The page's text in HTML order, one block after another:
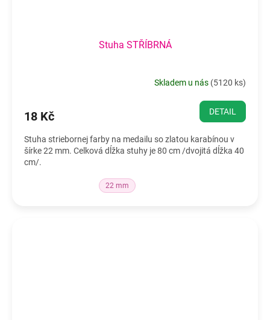
Stuha STŘÍBRNÁ
Skladem u nás (5120 ks)
18 Kč DETAIL
Stuha striebornej farby na medailu so zlatou karabínou v
šírke 22 mm. Celková dĺžka stuhy je 80 cm /dvojitá dĺžka 40
cm/.
22 mm